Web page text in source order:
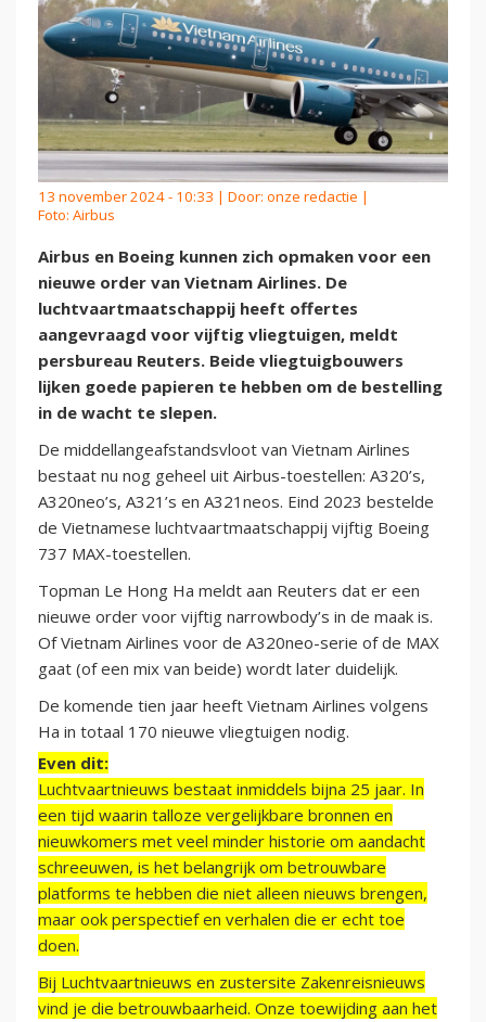
13 november 2024 - 10:33 | Door: onze redactie |
Foto: Airbus
Airbus en Boeing kunnen zich opmaken voor een
nieuwe order van Vietnam Airlines. De
luchtvaartmaatschappij heeft offertes
aangevraagd voor vijftig vliegtuigen, meldt
persbureau Reuters. Beide vliegtuigbouwers
lijken goede papieren te hebben om de bestelling
in de wacht te slepen.
De middellangeafstandsvloot van Vietnam Airlines
bestaat nu nog geheel uit Airbus-toestellen: A320’s,
A320neo’s, A321’s en A321neos. Eind 2023 bestelde
de Vietnamese luchtvaartmaatschappij vijftig Boeing
737 MAX-toestellen.
Topman Le Hong Ha meldt aan Reuters dat er een
nieuwe order voor vijftig narrowbody’s in de maak is.
Of Vietnam Airlines voor de A320neo-serie of de MAX
gaat (of een mix van beide) wordt later duidelijk.
De komende tien jaar heeft Vietnam Airlines volgens
Ha in totaal 170 nieuwe vliegtuigen nodig.
Even dit:
Luchtvaartnieuws bestaat inmiddels bijna 25 jaar. In
een tijd waarin talloze vergelijkbare bronnen en
nieuwkomers met veel minder historie om aandacht
schreeuwen, is het belangrijk om betrouwbare
platforms te hebben die niet alleen nieuws brengen,
maar ook perspectief en verhalen die er echt toe
doen.
Bij Luchtvaartnieuws en zustersite Zakenreisnieuws
vind je die betrouwbaarheid. Onze toewijding aan het